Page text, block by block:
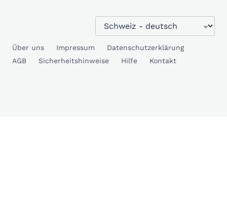
Über uns Impressum
Datenschutzerklärung
AGB
Sicherheitshinweise Hilfe Kontakt